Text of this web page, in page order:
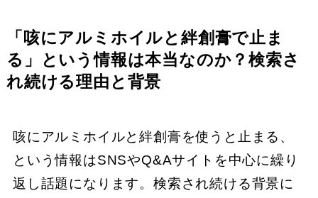
「咳にアルミホイルと絆創膏で止ま
る」という情報は本当なのか？検索さ
れ続ける理由と背景
咳にアルミホイルと絆創膏を使うと止まる、
という情報はSNSやQ&Aサイトを中心に繰り
返し話題になります。検索され続ける背景に